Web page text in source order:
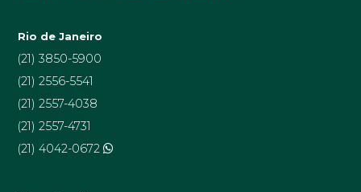
Rio de Janeiro
(21) 3850-5900
(21) 2556-5541
(21) 2557-4038
(21) 2557-4731
(21) 4042-0672